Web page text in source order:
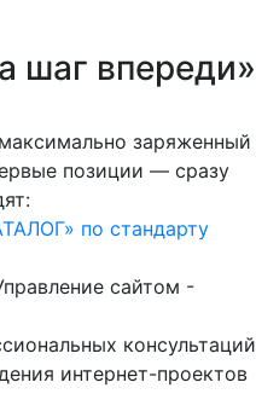
шаг впереди»
заряженный
позиции — сразу
по стандарту
сайтом -
консультаций
интернет-проектов